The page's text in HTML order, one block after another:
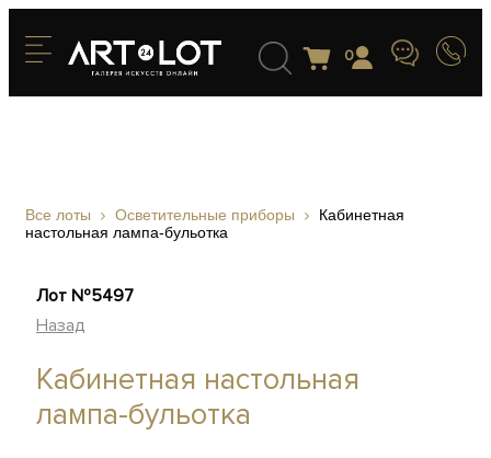
0
Все лоты Осветительные приборы
Кабинетная
настольная лампа-бульотка
Лот №5497
Назад
Кабинетная настольная
лампа-бульотка